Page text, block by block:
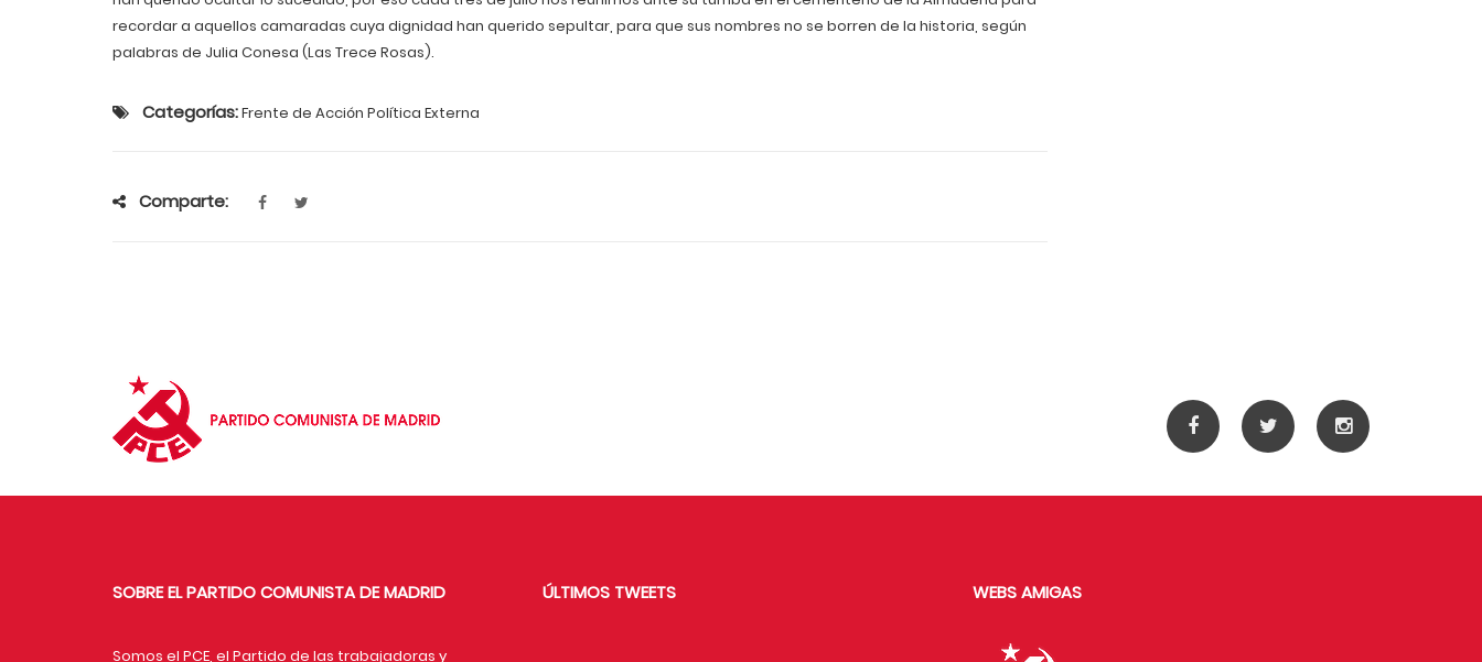
recordar a aquellos camaradas cuya dignidad han querido sepultar, para que sus nombres no se borren de la historia, según
palabras de Julia Conesa (Las Trece Rosas).
Categorías:Frente de Acción Política Externa
Comparte:
SOBRE EL PARTIDO COMUNISTA DE MADRID
Somos el PCE, el Partido de las trabajadoras y
ÚLTIMOS TWEETS WEBS AMIGAS